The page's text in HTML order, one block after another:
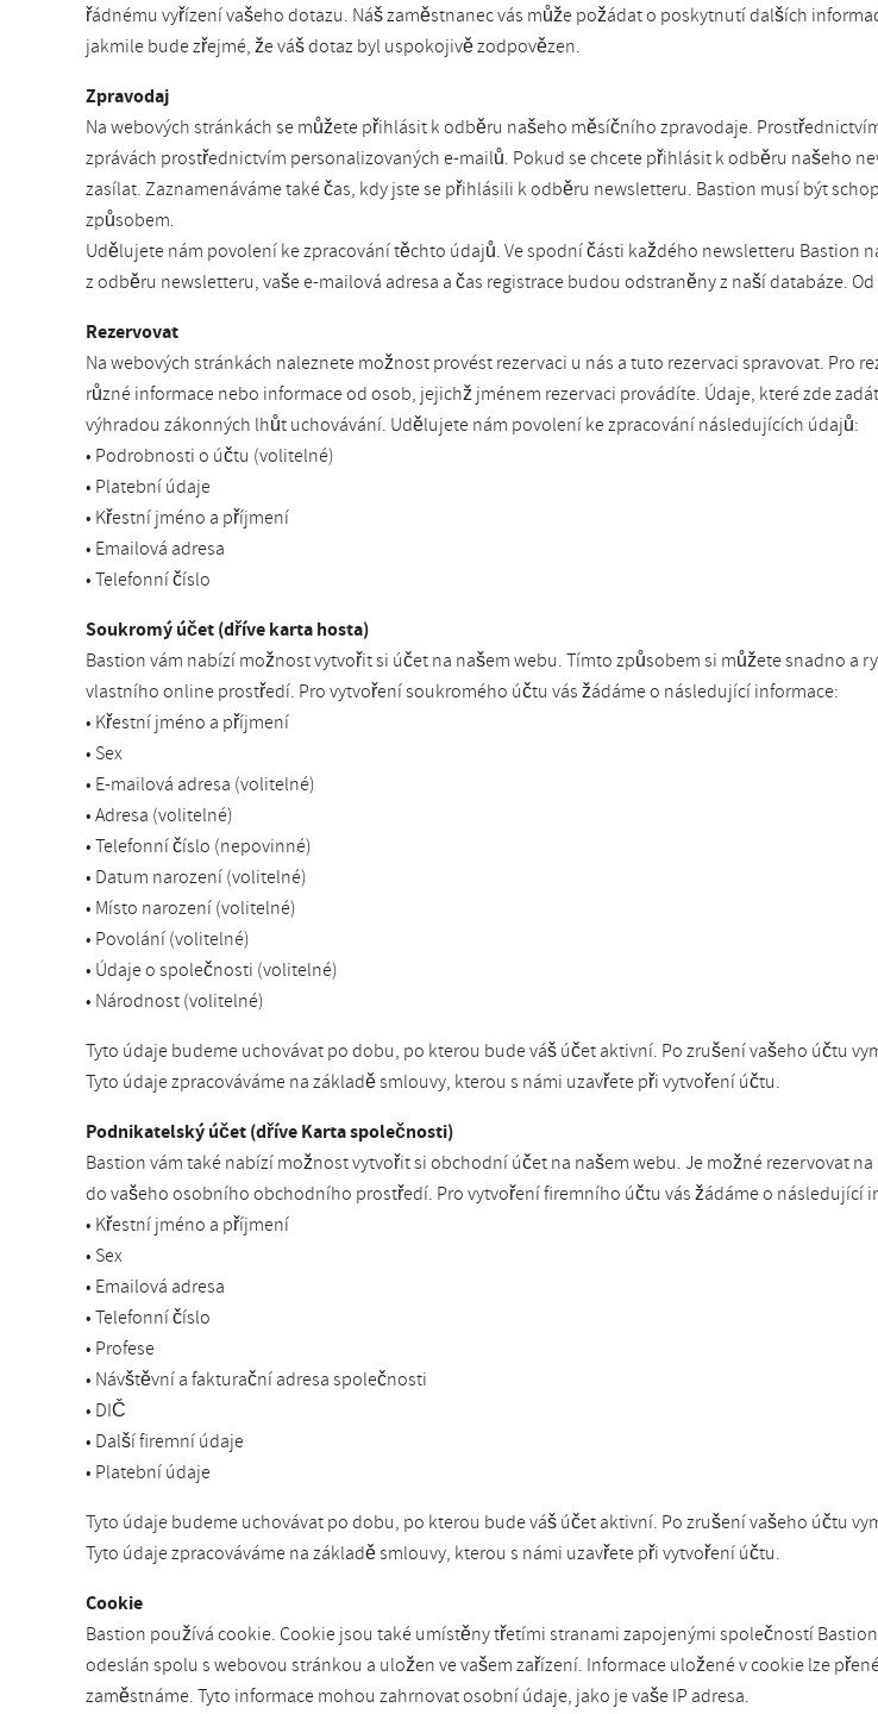
řádnému vyřízení vašeho dotazu. Náš zaměstnanec vás může požádat o poskytnutí dalších
jakmile bude zřejmé, že váš dotaz byl uspokojivě zodpovězen.
Zpravodaj
Na webových stránkách se můžete přihlásit k odběru našeho měsíčního zpravodaje.
zprávách prostřednictvím personalizovaných e-mailů. Pokud se chcete přihlásit k odběru našeho
zasílat. Zaznamenáváme také čas, kdy jste se přihlásili k odběru newsletteru. Bastion musí být
způsobem.
Udělujete nám povolení ke zpracování těchto údajů. Ve spodní části každého newsletteru
z odběru newsletteru, vaše e-mailová adresa a čas registrace budou odstraněny z naší databáze.
Rezervovat
Na webových stránkách naleznete možnost provést rezervaci u nás a tuto rezervaci spravovat.
různé informace nebo informace od osob, jejichž jménem rezervaci provádíte. Údaje, které zde
výhradou zákonných lhůt uchovávání. Udělujete nám povolení ke zpracování následujících údajů:
• Podrobnosti o účtu (volitelné)
• Platební údaje
• Křestní jméno a příjmení
• Emailová adresa
• Telefonní číslo
Soukromý účet (dříve karta hosta)
Bastion vám nabízí možnost vytvořit si účet na našem webu. Tímto způsobem si můžete snadno a
vlastního online prostředí. Pro vytvoření soukromého účtu vás žádáme o následující informace:
• Křestní jméno a příjmení
• Sex
• E-mailová adresa (volitelné)
• Adresa (volitelné)
• Telefonní číslo (nepovinné)
• Datum narození (volitelné)
• Místo narození (volitelné)
• Povolání (volitelné)
• Údaje o společnosti (volitelné)
• Národnost (volitelné)
Tyto údaje budeme uchovávat po dobu, po kterou bude váš účet aktivní. Po zrušení vašeho účtu
Tyto údaje zpracováváme na základě smlouvy, kterou s námi uzavřete při vytvoření účtu.
Podnikatelský účet (dříve Karta společnosti)
Bastion vám také nabízí možnost vytvořit si obchodní účet na našem webu. Je možné rezervovat
do vašeho osobního obchodního prostředí. Pro vytvoření firemního účtu vás žádáme o následující
• Křestní jméno a příjmení
• Sex
• Emailová adresa
• Telefonní číslo
• Profese
• Návštěvní a fakturační adresa společnosti
• DIČ
• Další firemní údaje
• Platební údaje
Tyto údaje budeme uchovávat po dobu, po kterou bude váš účet aktivní. Po zrušení vašeho účtu
Tyto údaje zpracováváme na základě smlouvy, kterou s námi uzavřete při vytvoření účtu.
Cookie
Bastion používá cookie. Cookie jsou také umístěny třetími stranami zapojenými společností
odeslán spolu s webovou stránkou a uložen ve vašem zařízení. Informace uložené v cookie lze
zaměstnáme. Tyto informace mohou zahrnovat osobní údaje, jako je vaše IP adresa.